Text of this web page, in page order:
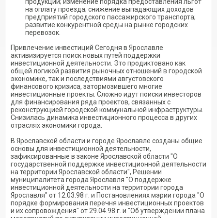
продукции; изменение порядка предоставления льгот
на оплату проезда; снижение выпадающих доходов
предприятий городского пассажирского транспорта;
развитие конкурентной среды на рынке городских
перевозок.
Привлечение инвестиций Сегодня в Ярославле
активизируется поиск новых путей поддержки
инвестиционной деятельности. Это продиктовано как
общей логикой развития рыночных отношений в городской
экономике, так и последствиями августовского
финансового кризиса, затормозившего многие
инвестиционные проекты. Cложно идут поиски инвесторов
для финансирования ряда проектов, связанных с
реконструкцией городской коммунальной инфраструктуры.
Снизилась динамика инвестиционного процесса в других
отраслях экономики города.
В Ярославской области и городе Ярославле созданы общие
основы для инвестиционной деятельности,
зафиксированные в законе Ярославской области "О
государственной поддержке инвестиционной деятельности
на территории Ярославской области", Решении
муниципалитета города Ярославля "О поддержке
инвестиционной деятельности на территории города
Ярославля" от 12.03.98 г. и Постановлениях мэрии города "О
порядке формирования перечня инвестиционных проектов
и их сопровождения" от 29.04.98 г. и "Об утверждении плана